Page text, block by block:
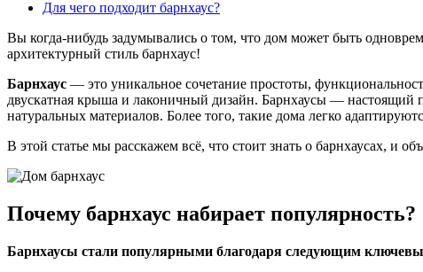
Для чего подходит барнхаус?
Вы когда-нибудь задумывались о том, что дом может быть
архитектурный стиль барнхаус!
Барнхаус — это уникальное сочетание простоты,
двускатная крыша и лаконичный дизайн. Барнхаусы — настоящий
натуральных материалов. Более того, такие дома легко
В этой статье мы расскажем всё, что стоит знать о барнхаусах, и
Почему барнхаус набирает популярность?
Барнхаусы стали популярными благодаря следующим